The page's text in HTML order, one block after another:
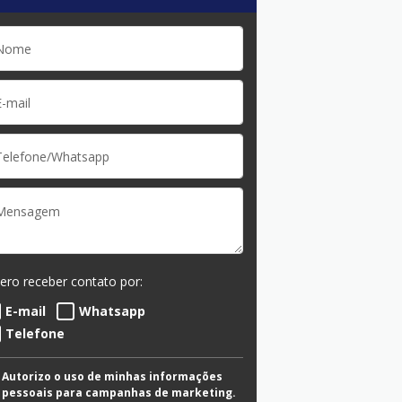
receber contato por:
E-mail
Whatsapp
Telefone
Autorizo o uso de minhas informações
pessoais para campanhas de marketing.